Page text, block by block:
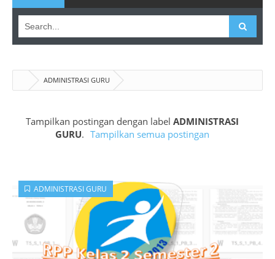
ADMINISTRASI GURU
Tampilkan postingan dengan labelADMINISTRASI
GURU. Tampilkan semua postingan
ADMINISTRASI GURU